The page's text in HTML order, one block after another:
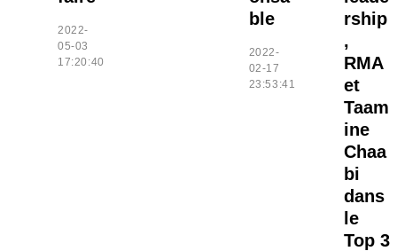
2022-
05-03
17:20:40
ble
2022-
02-17
23:53:41
rship
,
RMA
et
Taam
ine
Chaa
bi
dans
le
Top 3